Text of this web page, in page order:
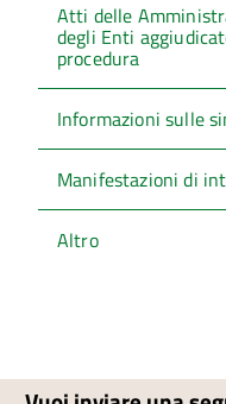
Atti delle
degli Enti
procedura
Informazioni sulle
Manifestazioni di
Altro